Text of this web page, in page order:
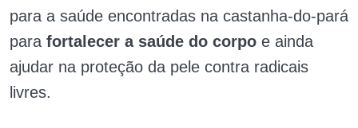
para a saúde encontradas na castanha-do-pará
para fortalecer a saúde do corpo e ainda
ajudar na proteção da pele contra radicais
livres.